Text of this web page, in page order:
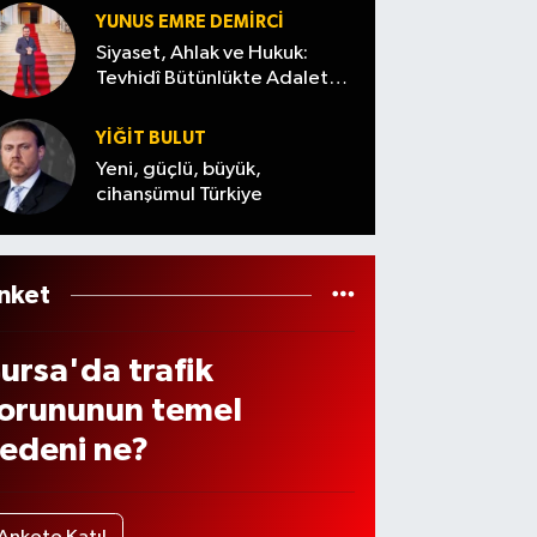
a çıktı
Ağust
os
Cuma
YUNUS EMRE DEMIRCI
Siyaset, Ahlak ve Hukuk:
Tevhidî Bütünlükte Adalet
YİĞİT BULUT
Yeni, güçlü, büyük,
cihanşümul Türkiye
trafik
temel
ne?